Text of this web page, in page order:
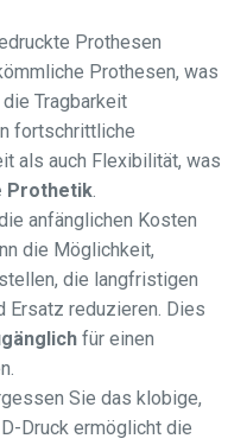
Prothesen
Prothesen, was
Tragbarkeit
fortschrittliche
als auch Flexibilität, was
Prothetik.
anfänglichen Kosten
die Möglichkeit,
die langfristigen
Ersatz reduzieren. Dies
für einen
Sie das klobige,
Druck ermöglicht die